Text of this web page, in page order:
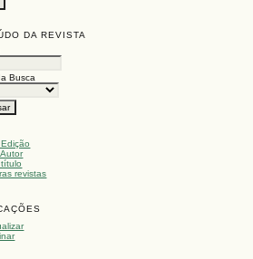
DA REVISTA
Busca
revistas